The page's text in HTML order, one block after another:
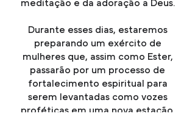
meditação e da adoração a Deus.
Durante esses dias, estaremos
preparando um exército de
mulheres que, assim como Ester,
passarão por um processo de
fortalecimento espiritual para
serem levantadas como vozes
proféticas em uma nova estação.